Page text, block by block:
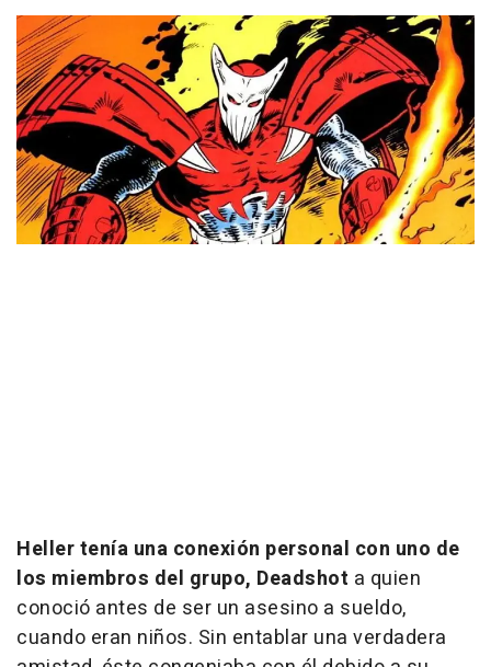
Heller tenía una conexión personal con uno de
los miembros del grupo, Deadshot a quien
conoció antes de ser un asesino a sueldo,
cuando eran niños. Sin entablar una verdadera